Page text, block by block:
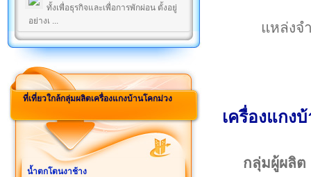
ทั้งเพื่อธุรกิจและเพื่อการพักผ่อน ตั้งอยู่
อย่างเ ...
ที่เที่ยวใกล้กลุ่มผลิตเครื่องแกงบ้านโคกม่วง
น้ำตกโตนงาช้าง
แหล่งจ
เครื่องแกง
กลุ่มผู้ผลิต